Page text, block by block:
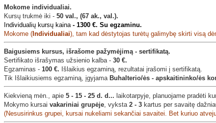
Mokome individualiai.
Kursų trukmė iki - 50 val., (67 ak., val.).
Individualių kursų kaina - 1300 €. Su egzaminu.
Mokome (Individualiai), tam kad dėstytojas turėtų galimybę skirti visą
Baigusiems kursus, išrašome pažymėjimą - sertifikatą.
Sertifikato išrašymas užsienio kalba - 30 €.
Egzaminas - 100 €. Išlaikius egzaminą, rezultatai įrašomi į sertifikatą.
Tik Išlaikiusiems egzaminą, įgyjama Buhalterio/ės - apskaitininko/ės
Kiekvieną mėn., apie 5 - 15 - 25 d. d... laikotarpyje, planuojame pradėti
Mokymo kursai vakariniai grupėje , vyksta 2 - 3 kartus per savaitę
(Nesusirinkus grupei, kursai nukeliami sekančiai savaitei. Bet kuriuo